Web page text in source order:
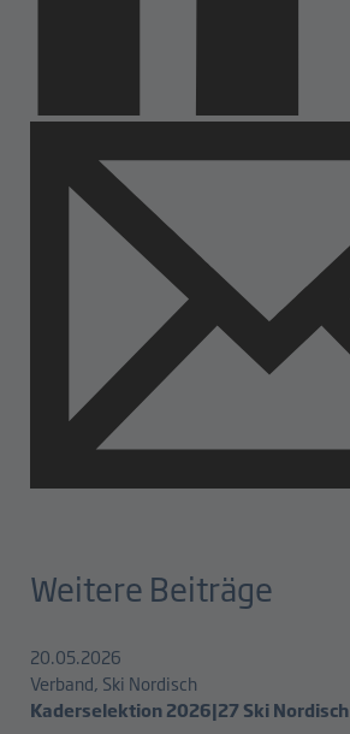
Weitere Beiträge
20.05.2026
Verband, Ski Nordisch
Kaderselektion 2026|27 Ski Nordisch